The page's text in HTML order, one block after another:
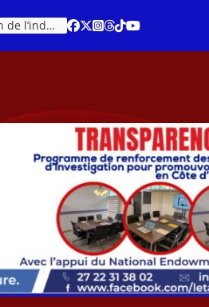
Cacao – Prix minimum garanti : Des producteurs demande son abandon